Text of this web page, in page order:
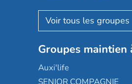
Aquarelia
Nexity edenea
Les jardins d'Arcadie
Occitalia
Appartseniors
Korian
Emera
Groupe SOS
Le Noble Âge
Almage
Groupes maintien
Auxi'life